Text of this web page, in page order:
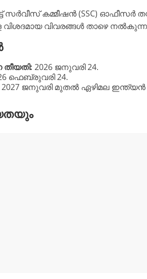
കമ്മീഷൻ (SSC) ഓഫീസർ
വിശദമായ വിവരങ്ങൾ താഴെ
2026 ജനുവരി 24.
ഫെബ്രുവരി 24.
2027 ജനുവരി മുതൽ ഏഴിമല ഇന്ത്യൻ